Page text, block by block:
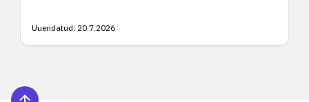
Uuendatud: 20.7.2026